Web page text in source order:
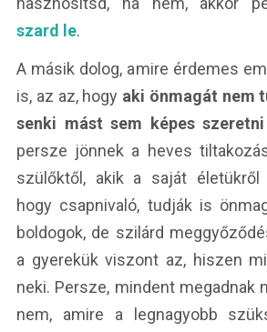
szard le.
A másik dolog, amire érdemes
is, az az, hogy aki önmagát nem
senki mást sem képes
persze jönnek a heves
szülőktől, akik a saját életükről
hogy csapnivaló, tudják is
boldogok, de szilárd
a gyerekük viszont az, hiszen
neki. Persze, mindent megadnak
nem, amire a legnagyobb